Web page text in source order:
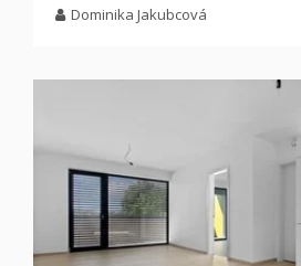
Dominika Jakubcová